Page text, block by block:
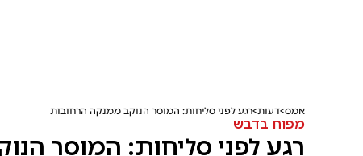
אמס דעות רגע לפני סליחות: המוסר הנוקב ממנקה הרחובות
מפוח בדבש
רגע לפני סליחות: המוסר